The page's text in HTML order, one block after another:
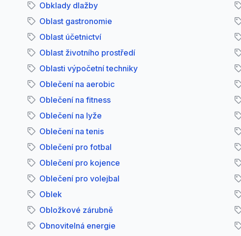
Obklady dlažby
Oblast gastronomie
Oblast účetnictví
Oblast životního prostředí
Oblasti výpočetní techniky
Oblečení na aerobic
Oblečení na fitness
Oblečení na lyže
Oblečení na tenis
Oblečení pro fotbal
Oblečení pro kojence
Oblečení pro volejbal
Oblek
Obložkové zárubně
Obnovitelná energie